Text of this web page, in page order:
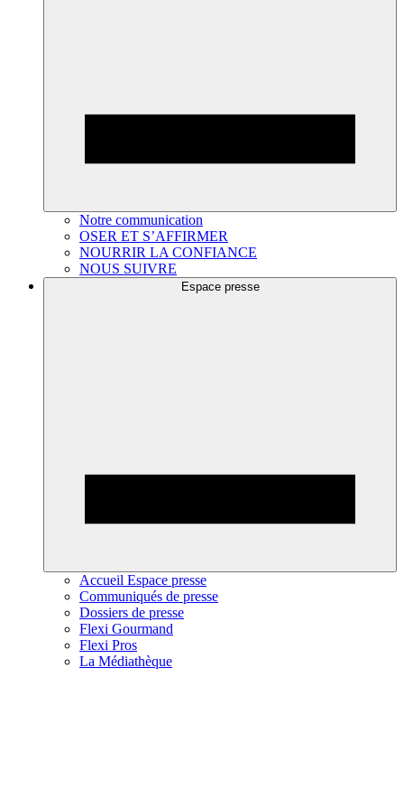
Notre communication
OSER ET S’AFFIRMER
NOURRIR LA CONFIANCE
NOUS SUIVRE
Espace presse
Accueil Espace presse
Communiqués de presse
Dossiers de presse
Flexi Gourmand
Flexi Pros
La Médiathèque